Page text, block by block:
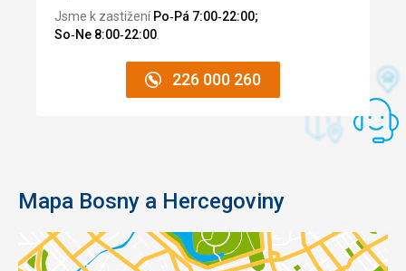
Jsme k zastižení Po‑Pá 7:00‑22:00;
So‑Ne 8:00‑22:00
226 000 260
Mapa Bosny a Hercegoviny